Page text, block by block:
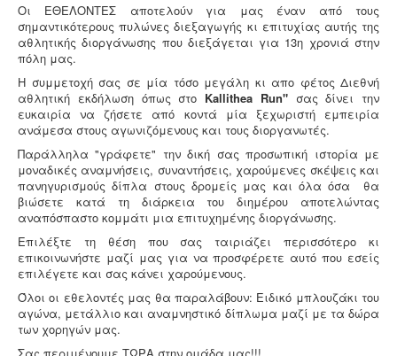
Οι ΕΘΕΛΟΝΤΕΣ αποτελούν για μας έναν από τους
σημαντικότερους πυλώνες διεξαγωγής κι επιτυχίας αυτής της
αθλητικής διοργάνωσης που διεξάγεται για 13η χρονιά στην
πόλη μας.
Η συμμετοχή σας σε μία τόσο μεγάλη κι απο φέτος Διεθνή
αθλητική εκδήλωση όπως στο Kallithea Run" σας δίνει την
ευκαιρία να ζήσετε από κοντά μία ξεχωριστή εμπειρία
ανάμεσα στους αγωνιζόμενους και τους διοργανωτές.
Παράλληλα "γράφετε" την δική σας προσωπική ιστορία με
μοναδικές αναμνήσεις, συναντήσεις, χαρούμενες σκέψεις και
πανηγυρισμούς δίπλα στους δρομείς μας και όλα όσα θα
βιώσετε κατά τη διάρκεια του διημέρου αποτελώντας
αναπόσπαστο κομμάτι μια επιτυχημένης διοργάνωσης.
Επιλέξτε τη θέση που σας ταιριάζει περισσότερο κι
επικοινωνήστε μαζί μας για να προσφέρετε αυτό που εσείς
επιλέγετε και σας κάνει χαρούμενους.
Όλοι οι εθελοντές μας θα παραλάβουν: Ειδικό μπλουζάκι του
αγώνα, μετάλλιο και αναμνηστικό δίπλωμα μαζί με τα δώρα
των χορηγών μας.